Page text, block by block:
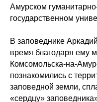
Амурском
государственном
В заповеднике
время благодаря ему
Комсомольска-на-
познакомились с
заповедной земли,
«сердцу»